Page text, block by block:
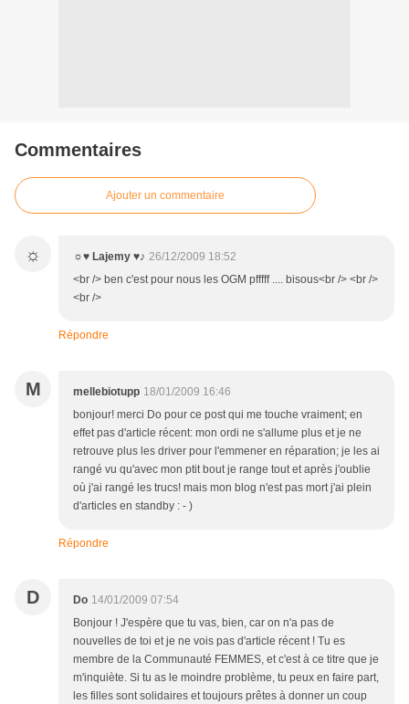
Commentaires
Ajouter un commentaire
☼ ☼♥ Lajemy ♥♪ 26/12/2009 18:52
<br /> ben c'est pour nous les OGM pfffff .... bisous<br /> <br />
<br />
Répondre
M mellebiotupp 18/01/2009 16:46
bonjour! merci Do pour ce post qui me touche vraiment; en
effet pas d'article récent: mon ordi ne s'allume plus et je ne
retrouve plus les driver pour l'emmener en réparation; je les ai
rangé vu qu'avec mon ptit bout je range tout et après j'oublie
où j'ai rangé les trucs! mais mon blog n'est pas mort j'ai plein
d'articles en standby : - )
Répondre
D Do 14/01/2009 07:54
Bonjour ! J'espère que tu vas, bien, car on n'a pas de
nouvelles de toi et je ne vois pas d'article récent ! Tu es
membre de la Communauté FEMMES, et c'est à ce titre que je
m'inquiète. Si tu as le moindre problème, tu peux en faire part,
les filles sont solidaires et toujours prêtes à donner un coup